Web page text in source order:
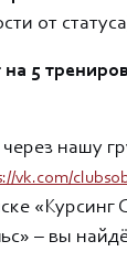
от
5
через нашу
vk.com/
«Курсинг
– вы